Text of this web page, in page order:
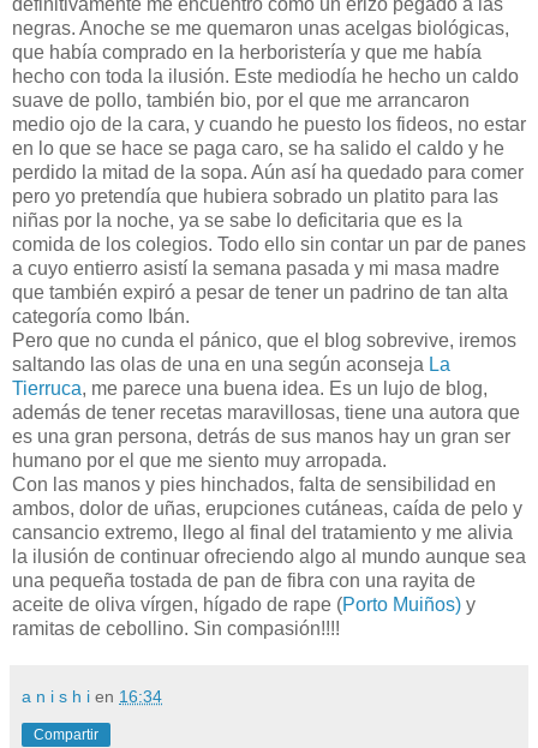
negras. Anoche se me quemaron unas acelgas biológicas,
que había comprado en la herboristería y que me había
hecho con toda la ilusión. Este mediodía he hecho un caldo
suave de pollo, también bio, por el que me arrancaron
medio ojo de la cara, y cuando he puesto los fideos, no estar
en lo que se hace se paga caro, se ha salido el caldo y he
perdido la mitad de la sopa. Aún así ha quedado para comer
pero yo pretendía que hubiera sobrado un platito para las
niñas por la noche, ya se sabe lo deficitaria que es la
comida de los colegios. Todo ello sin contar un par de panes
a cuyo entierro asistí la semana pasada y mi masa madre
que también expiró a pesar de tener un padrino de tan alta
categoría como Ibán.
Pero que no cunda el pánico, que el blog sobrevive, iremos
saltando las olas de una en una según aconseja La
Tierruca, me parece una buena idea. Es un lujo de blog,
además de tener recetas maravillosas, tiene una autora que
es una gran persona, detrás de sus manos hay un gran ser
humano por el que me siento muy arropada.
Con las manos y pies hinchados, falta de sensibilidad en
ambos, dolor de uñas, erupciones cutáneas, caída de pelo y
cansancio extremo, llego al final del tratamiento y me alivia
la ilusión de continuar ofreciendo algo al mundo aunque sea
una pequeña tostada de pan de fibra con una rayita de
aceite de oliva vírgen, hígado de rape (Porto Muiños) y
ramitas de cebollino. Sin compasión!!!!
a n i s h i en 16:34
Compartir